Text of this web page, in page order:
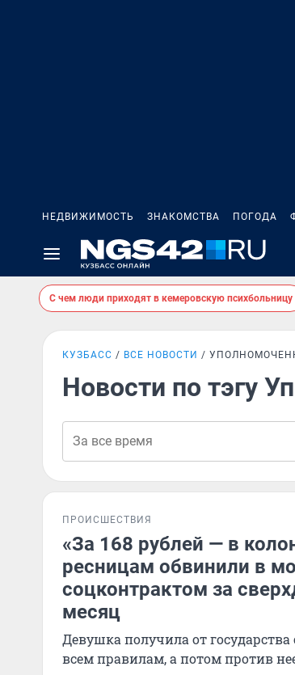
НЕДВИЖИМОСТЬ ЗНАКОМСТВА ПОГОДА
С чем люди приходят в кемеровскую психбольницу
КУЗБАСС ВСЕ НОВОСТИ
Новости по тэгу
ПРОИСШЕСТВИЯ
«За 168 рублей — в
ресницам обвинили в
соцконтрактом за
месяц
Девушка получила от
всем правилам, а потом против